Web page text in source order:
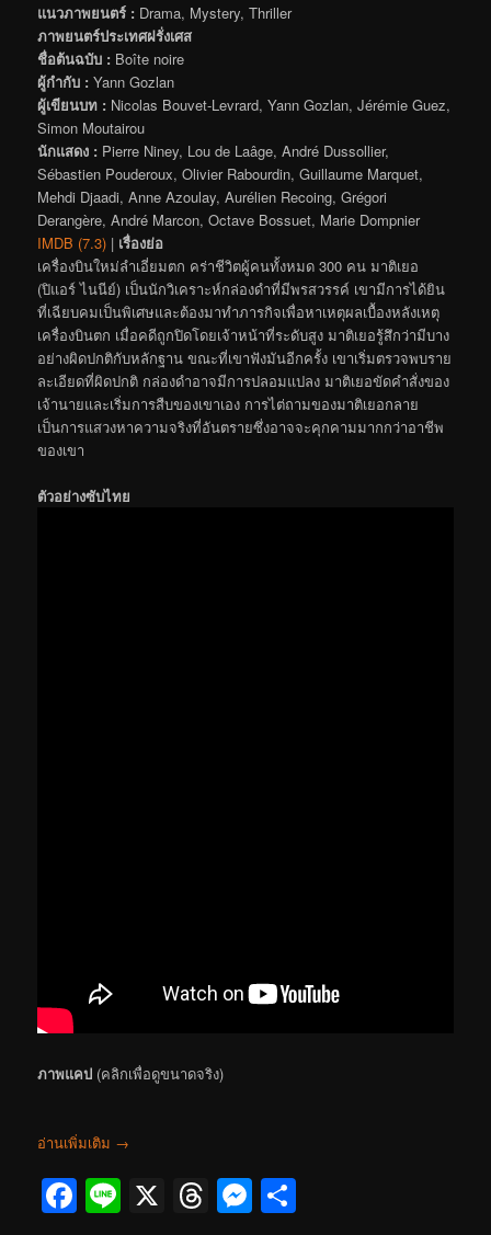
แนวภาพยนตร์ : Drama, Mystery, Thriller
ภาพยนตร์ประเทศฝรั่งเศส
ชื่อต้นฉบับ : Boîte noire
ผู้กำกับ : Yann Gozlan
ผู้เขียนบท : Nicolas Bouvet-Levrard, Yann Gozlan, Jérémie Guez,
Simon Moutairou
นักแสดง : Pierre Niney, Lou de Laâge, André Dussollier,
Sébastien Pouderoux, Olivier Rabourdin, Guillaume Marquet,
Mehdi Djaadi, Anne Azoulay, Aurélien Recoing, Grégori
Derangère, André Marcon, Octave Bossuet, Marie Dompnier
IMDB (7.3) | เรื่องย่อ
เครื่องบินใหม่ลำเอี่ยมตก คร่าชีวิตผู้คนทั้งหมด 300 คน มาติเยอ
(ปิแอร์ ไนนีย์) เป็นนักวิเคราะห์กล่องดำที่มีพรสวรรค์ เขามีการได้ยิน
ที่เฉียบคมเป็นพิเศษและต้องมาทำภารกิจเพื่อหาเหตุผลเบื้องหลังเหตุ
เครื่องบินตก เมื่อคดีถูกปิดโดยเจ้าหน้าที่ระดับสูง มาติเยอรู้สึกว่ามีบาง
อย่างผิดปกติกับหลักฐาน ขณะที่เขาฟังมันอีกครั้ง เขาเริ่มตรวจพบราย
ละเอียดที่ผิดปกติ กล่องดำอาจมีการปลอมแปลง มาติเยอขัดคำสั่งของ
เจ้านายและเริ่มการสืบของเขาเอง การไต่ถามของมาติเยอกลาย
เป็นการแสวงหาความจริงที่อันตรายซึ่งอาจจะคุกคามมากกว่าอาชีพ
ของเขา
ตัวอย่างซับไทย
ภาพแคป (คลิกเพื่อดูขนาดจริง)
อ่านเพิ่มเติม →
Facebook
Line
X Threads
Messenger